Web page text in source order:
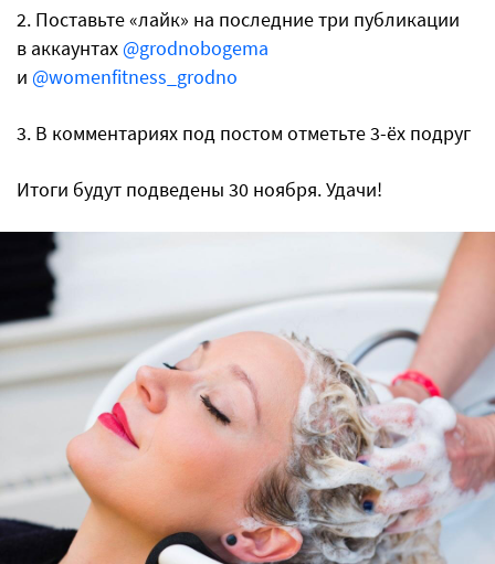
2. Поставьте «лайк» на последние три публикации
в аккаунтах @grodnobogema
и @womenfitness_grodno
3. В комментариях под постом отметьте 3-ёх подруг
Итоги будут подведены 30 ноября. Удачи!